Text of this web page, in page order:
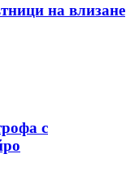
на влизане
с